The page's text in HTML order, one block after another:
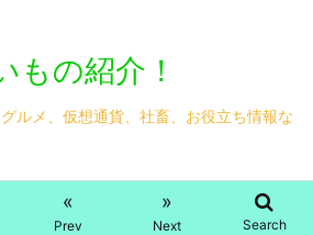
もの紹介！
ルメ、仮想通貨、社畜、お役立ち情報な
«
Prev
»
Next Search